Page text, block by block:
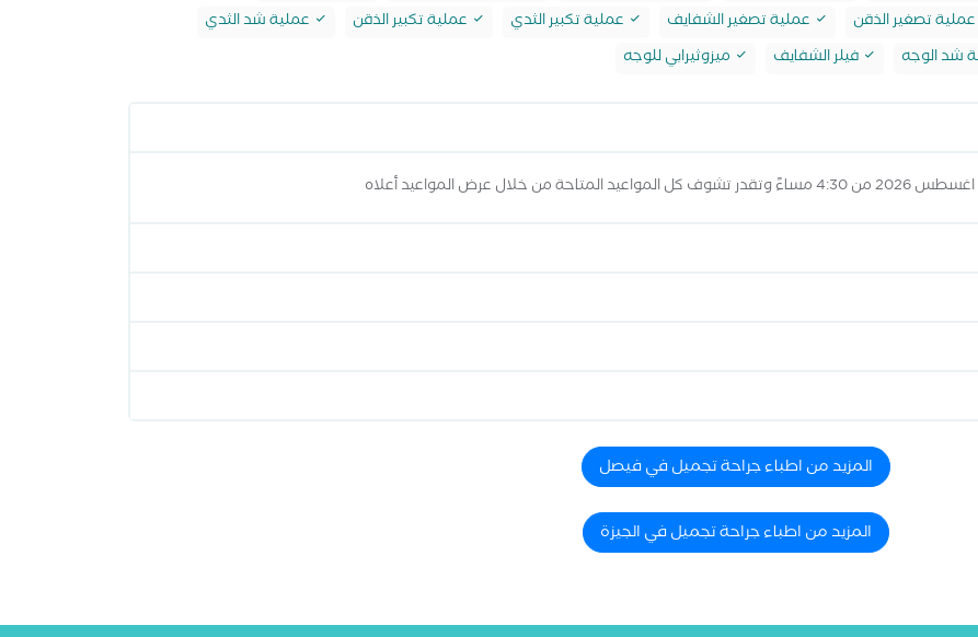
عملية تصغير الذقن عملية تصغير الشفايف عملية تكبير الثدي عملية تكبير الذقن
عملية شد الثدي
شد الوجه فيلر الشفايف ميزوثيرابي للوجه
المزيد من اطباء جراحة تجميل في فيصل
المزيد من اطباء جراحة تجميل في الجيزة